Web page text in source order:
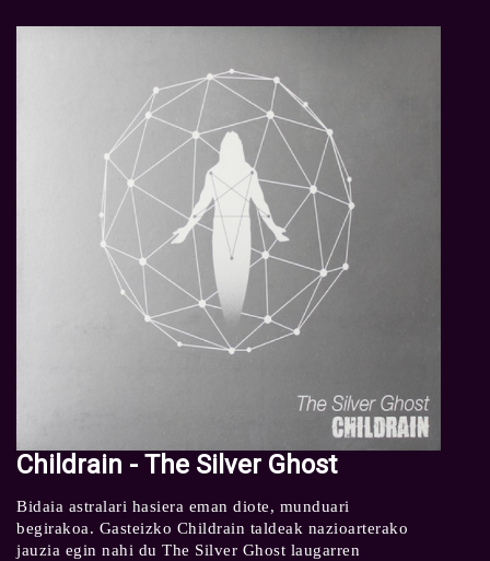
Childrain - The Silver Ghost
Bidaia astralari hasiera eman diote, munduari
begirakoa. Gasteizko Childrain taldeak nazioarterako
jauzia egin nahi du The Silver Ghost laugarren